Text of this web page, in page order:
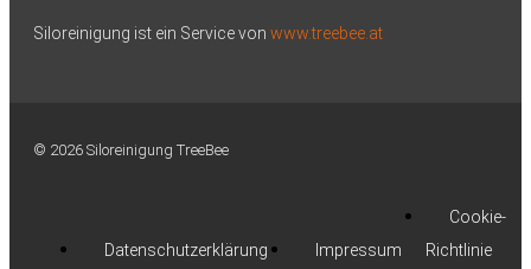
Siloreinigung ist ein Service von www.treebee.at
© 2026 Siloreinigung TreeBee
Datenschutzerklärung Impressum
Cookie-
Richtlinie